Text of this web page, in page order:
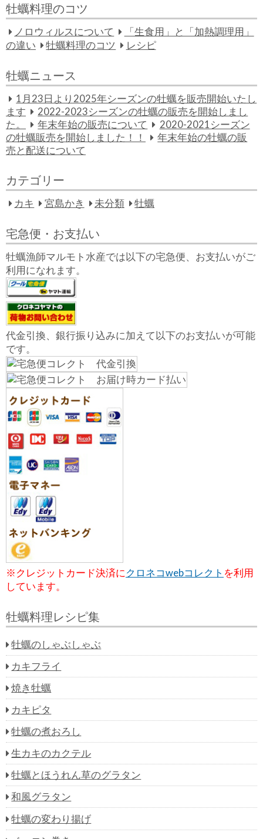
牡蠣料理のコツ
ノロウィルスについて
「生食用」と「加熱調理用」
の違い
牡蠣料理のコツ レシピ
牡蠣ニュース
1月23日より2025年シーズンの牡蠣を販売開始いたし
ます
2022-2023シーズンの牡蠣の販売を開始しまし
た。
年末年始の販売について
2020-2021シーズン
の牡蠣販売を開始しました！！
年末年始の牡蠣の販
売と配送について
カテゴリー
カキ 宮島かき 未分類 牡蠣
宅急便・お支払い
牡蠣漁師マルモト水産では以下の宅急便、お支払いがご
利用になれます。
代金引換、銀行振り込みに加えて以下のお支払いが可能
です。
※クレジットカード決済にクロネコwebコレクト を利用
しています。
牡蠣料理レシピ集
牡蠣のしゃぶしゃぶ
カキフライ
焼き牡蠣
カキピタ
牡蠣の煮おろし
生カキのカクテル
牡蠣とほうれん草のグラタン
和風グラタン
牡蠣の変わり揚げ